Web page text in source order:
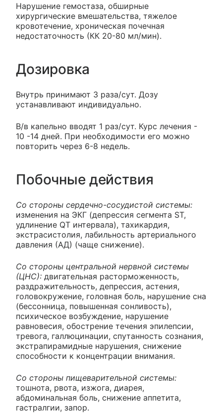
Нарушение гемостаза, обширные
хирургические вмешательства, тяжелое
кровотечение, хроническая почечная
недостаточность (КК 20-80 мл/мин).
Дозировка
Внутрь принимают 3 раза/сут. Дозу
устанавливают индивидуально.
В/в капельно вводят 1 раз/сут. Курс лечения -
10 -14 дней. При необходимости его можно
повторить через 6-8 недель.
Побочные действия
Со стороны сердечно-сосудистой системы:
изменения на ЭКГ (депрессия сегмента ST,
удлинение QT интервала), тахикардия,
экстрасистолия, лабильность артериального
давления (АД) (чаще снижение).
Со стороны центральной нервной системы
(ЦНС): двигательная расторможенность,
раздражительность, депрессия, астения,
головокружение, головная боль, нарушение сна
(бессонница, повышенная сонливость),
психическое возбуждение, нарушение
равновесия, обострение течения эпилепсии,
тревога, галлюцинации, спутанность сознания,
экстрапирамидные нарушения, снижение
способности к концентрации внимания.
Со стороны пищеварительной системы:
тошнота, рвота, изжога, диарея,
абдоминальная боль, снижение аппетита,
гастралгии, запор.